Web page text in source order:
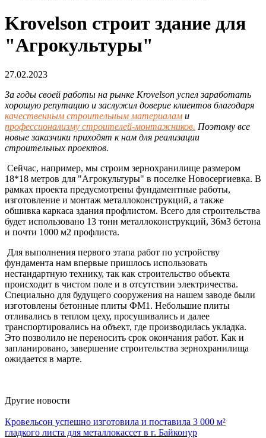
Krovelson строит здание для
"Агрокультуры"
27.02.2023
За годы своей работы на рынке Krovelson успел заработать
хорошую репутацию и заслужил доверие клиентов благодаря
качественным строительным материалам и
профессионализму строителей-монтажников. Поэтому все
новые заказчики приходят к нам для реализации
строительных проектов.
Сейчас, например, мы строим зернохранилище размером
18*18 метров для "Агрокультуры" в поселке Новосергиевка. В
рамках проекта предусмотрены фундаментные работы,
изготовление и монтаж металлоконструкций, а также
обшивка каркаса здания профлистом. Всего для строительства
будет использовано 13 тонн металлоконструкций, 36м3 бетона
и почти 1000 м2 профлиста.
Для выполнения первого этапа работ по устройству
фундамента нам впервые пришлось использовать
нестандартную технику, так как строительство объекта
происходит в чистом поле и в отсутствии электричества.
Специально для будущего сооружения на нашем заводе были
изготовлены бетонные плиты ФМ1. Небольшие плиты
отливались в теплом цеху, просушивались и далее
транспортировались на объект, где производилась укладка.
Это позволило не переносить срок окончания работ. Как и
запланировано, завершение строительства зернохранилища
ожидается в марте.
Другие новости
Кровельсон успешно изготовила и поставила 3 000 м²
гладкого листа для металлокассет в г. Байконур